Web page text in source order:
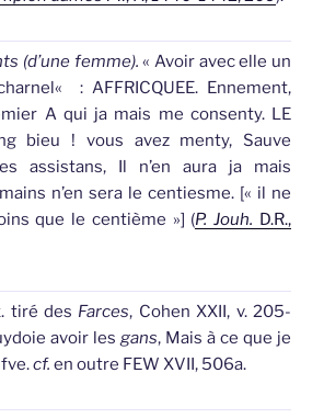
(d’une femme). «Avoir avec elle un
«
: AFFRICQUEE. Ennement,
A qui ja mais me consenty. LE
bieu ! vous avez menty, Sauve
assistans, Il n’en aura ja mais
n’en sera le centiesme. [« il ne
que le centième »] (P. Jouh. D.R.,
tiré des Farces, Cohen XXII, v. 205-
avoir les gans, Mais à ce que je
cf. en outre FEW XVII, 506a.